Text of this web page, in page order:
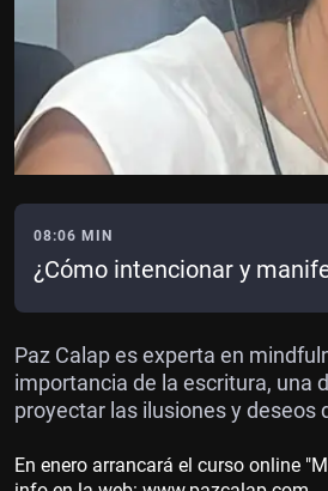
08:06 MIN
¿Cómo intencionar y
Paz Calap es experta en
importancia de la escritura, una
proyectar las ilusiones y deseos
En enero arrancará el curso online